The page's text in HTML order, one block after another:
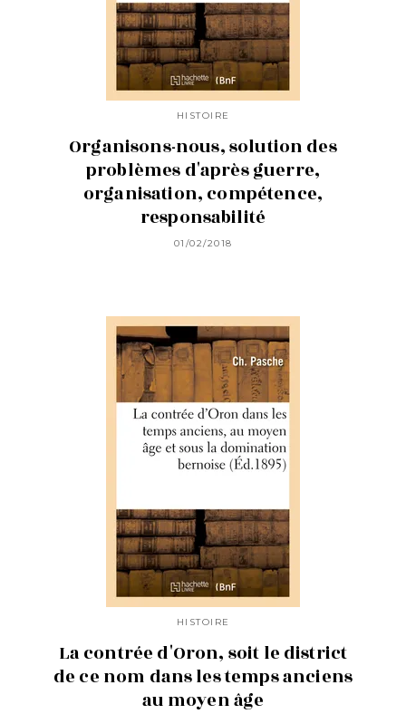
HISTOIRE
Organisons-nous, solution des
problèmes d'après guerre,
organisation, compétence,
responsabilité
01/02/2018
HISTOIRE
La contrée d'Oron, soit le district
de ce nom dans les temps anciens
au moyen âge